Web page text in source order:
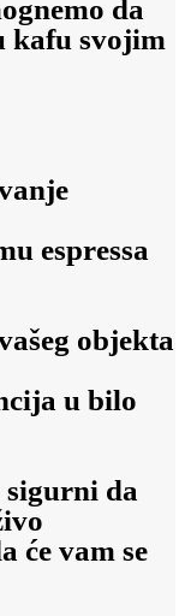
da
kafu svojim
espressa
objekta
u bilo
sigurni da
će vam se